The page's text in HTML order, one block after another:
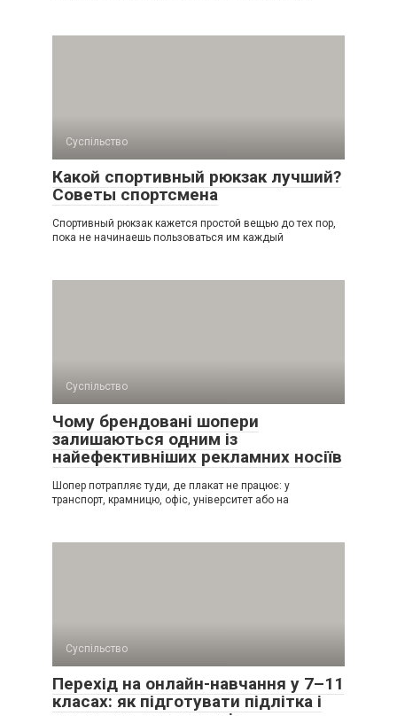
Суспільство
Какой спортивный рюкзак лучший?
Советы спортсмена
Спортивный рюкзак кажется простой вещью до тех пор,
пока не начинаешь пользоваться им каждый
Суспільство
Чому брендовані шопери
залишаються одним із
найефективніших рекламних носіїв
Шопер потрапляє туди, де плакат не працює: у
транспорт, крамницю, офіс, університет або на
Суспільство
Перехід на онлайн-навчання у 7–11
класах: як підготувати підлітка і